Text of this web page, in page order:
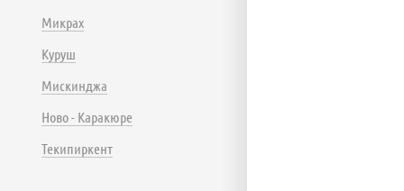
Микрах
Куруш
Мискинджа
Ново - Каракюре
Текипиркент